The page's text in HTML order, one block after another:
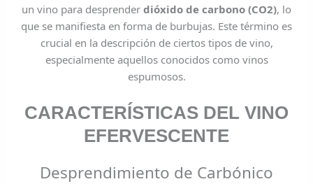
un vino para desprender dióxido de carbono (CO2), lo
que se manifiesta en forma de burbujas. Este término es
crucial en la descripción de ciertos tipos de vino,
especialmente aquellos conocidos como vinos
espumosos.
CARACTERÍSTICAS DEL VINO
EFERVESCENTE
Desprendimiento de Carbónico